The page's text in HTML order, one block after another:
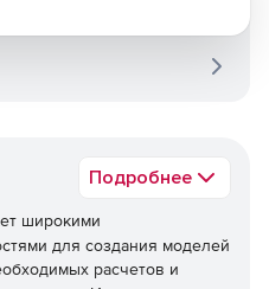
Подробнее
широкими
для создания моделей
расчетов и